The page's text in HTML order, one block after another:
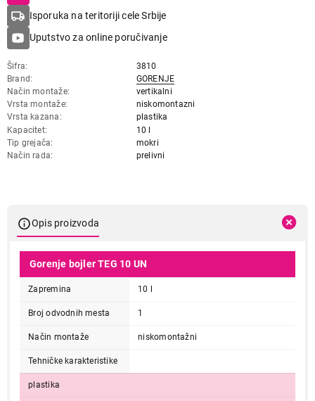
Isporuka na teritoriji cele Srbije
Uputstvo za online poručivanje
Šifra
3810
Brand
GORENJE
Način montaže
vertikalni
Vrsta montaže
niskomontazni
Vrsta kazana
plastika
Kapacitet
10 l
Tip grejača
mokri
Način rada
prelivni
Opis proizvoda
Gorenje bojler TEG 10 UN
Zapremina 10 l
Broj odvodnih mesta 1
Način montaže niskomontažni
Tehničke karakteristike
plastika